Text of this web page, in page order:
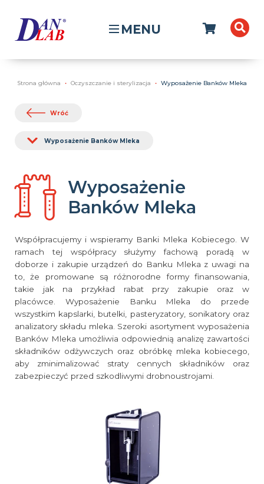
MENU
Strona główna Oczyszczanie i sterylizacja Wyposażenie Banków Mleka
Wróć
Wyposażenie Banków Mleka
Wyposażenie
Banków Mleka
Współpracujemy i wspieramy Banki Mleka Kobiecego. W
ramach tej współpracy służymy fachową poradą w
doborze i zakupie urządzeń do Banku Mleka z uwagi na
to, że promowane są różnorodne formy finansowania,
takie jak na przykład rabat przy zakupie oraz w
placówce. Wyposażenie Banku Mleka do przede
wszystkim kapslarki, butelki, pasteryzatory, sonikatory oraz
analizatory składu mleka. Szeroki asortyment wyposażenia
Banków Mleka umożliwia odpowiednią analizę zawartości
składników odżywczych oraz obróbkę mleka kobiecego,
aby zminimalizować straty cennych składników oraz
zabezpieczyć przed szkodliwymi drobnoustrojami.